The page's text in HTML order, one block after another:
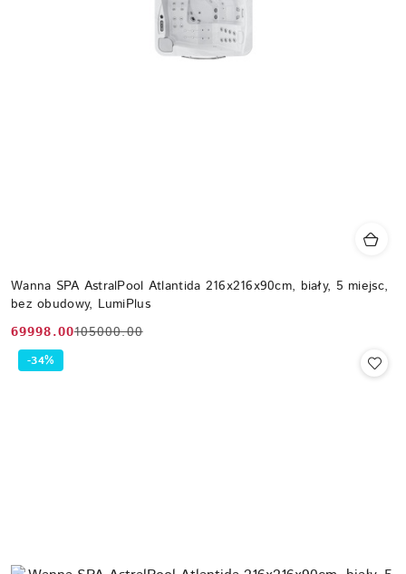
Wanna SPA AstralPool Atlantida 216x216x90cm, biały, 5 miejsc,
bez obudowy, LumiPlus
Cena
promocyjna:
69998.00
Cena
przed
105000.00
-34%